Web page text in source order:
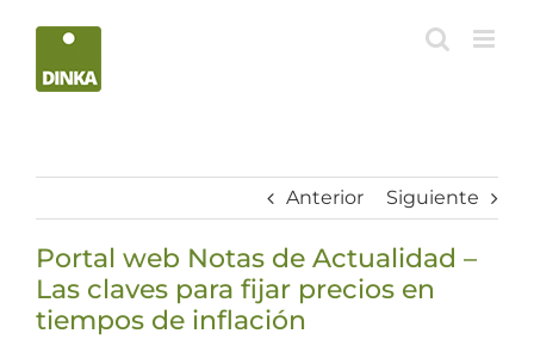
Anterior Siguiente
Portal web Notas de Actualidad –
Las claves para fijar precios en
tiempos de inflación